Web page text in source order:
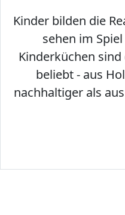
Kinder bilden die
sehen im
Kinderküchen
beliebt - aus
nachhaltiger als